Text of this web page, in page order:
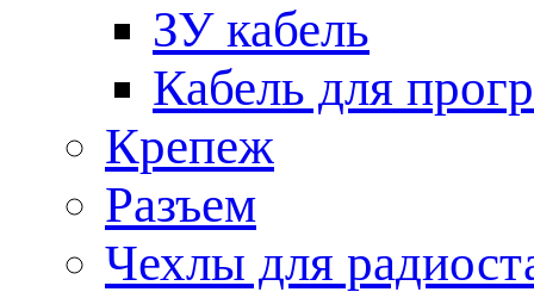
ЗУ кабель
Кабель для
Крепеж
Разъем
Чехлы для